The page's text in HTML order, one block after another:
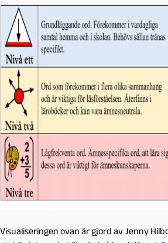
Visualiseringen ovan är gjord av Jenny